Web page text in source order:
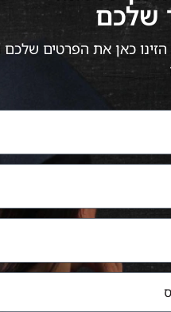
שלכם
הזינו כאן את הפרטים שלכם